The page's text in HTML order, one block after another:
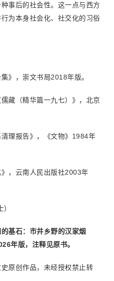
事后的社会性。这一点与西方
为本身社会化、社交化的习俗
》，崇文书局2018年版。
藏（精华篇一九七）》，北京
理报告》，《文物》1984年
，云南人民出版社2003年
基石：市井乡野的汉家烟
年版，注释见原书。
原创作品，未经授权禁止转